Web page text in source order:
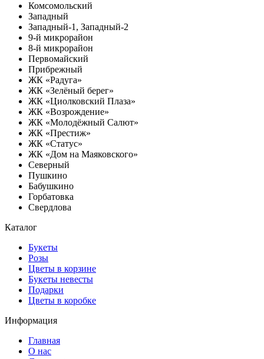
Комсомольский
Западный
Западный-1, Западный-2
9-й микрорайон
8-й микрорайон
Первомайский
Прибрежный
ЖК «Радуга»
ЖК «Зелёный берег»
ЖК «Циолковский Плаза»
ЖК «Возрождение»
ЖК «Молодёжный Салют»
ЖК «Престиж»
ЖК «Статус»
ЖК «Дом на Маяковского»
Северный
Пушкино
Бабушкино
Горбатовка
Свердлова
Каталог
Букеты
Розы
Цветы в корзине
Букеты невесты
Подарки
Цветы в коробке
Информация
Главная
О нас